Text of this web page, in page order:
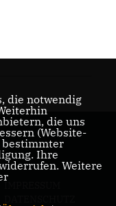
die notwendig
die uns
(Website-
bestimmter
Ihre
Weitere